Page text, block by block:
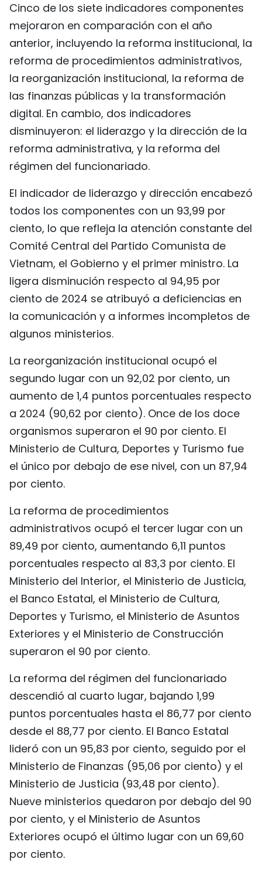
Cinco de los siete indicadores componentes
mejoraron en comparación con el año
anterior, incluyendo la reforma institucional, la
reforma de procedimientos administrativos,
la reorganización institucional, la reforma de
las finanzas públicas y la transformación
digital. En cambio, dos indicadores
disminuyeron: el liderazgo y la dirección de la
reforma administrativa, y la reforma del
régimen del funcionariado.
El indicador de liderazgo y dirección encabezó
todos los componentes con un 93,99 por
ciento, lo que refleja la atención constante del
Comité Central del Partido Comunista de
Vietnam, el Gobierno y el primer ministro. La
ligera disminución respecto al 94,95 por
ciento de 2024 se atribuyó a deficiencias en
la comunicación y a informes incompletos de
algunos ministerios.
La reorganización institucional ocupó el
segundo lugar con un 92,02 por ciento, un
aumento de 1,4 puntos porcentuales respecto
a 2024 (90,62 por ciento). Once de los doce
organismos superaron el 90 por ciento. El
Ministerio de Cultura, Deportes y Turismo fue
el único por debajo de ese nivel, con un 87,94
por ciento.
La reforma de procedimientos
administrativos ocupó el tercer lugar con un
89,49 por ciento, aumentando 6,11 puntos
porcentuales respecto al 83,3 por ciento. El
Ministerio del Interior, el Ministerio de Justicia,
el Banco Estatal, el Ministerio de Cultura,
Deportes y Turismo, el Ministerio de Asuntos
Exteriores y el Ministerio de Construcción
superaron el 90 por ciento.
La reforma del régimen del funcionariado
descendió al cuarto lugar, bajando 1,99
puntos porcentuales hasta el 86,77 por ciento
desde el 88,77 por ciento. El Banco Estatal
lideró con un 95,83 por ciento, seguido por el
Ministerio de Finanzas (95,06 por ciento) y el
Ministerio de Justicia (93,48 por ciento).
Nueve ministerios quedaron por debajo del 90
por ciento, y el Ministerio de Asuntos
Exteriores ocupó el último lugar con un 69,60
por ciento.